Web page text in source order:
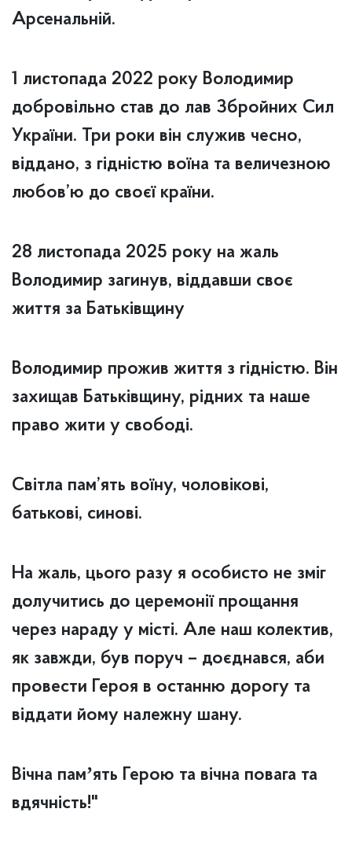
Арсенальній.
1 листопада 2022 року Володимир
добровільно став до лав Збройних Сил
України. Три роки він служив чесно,
віддано, з гідністю воїна та величезною
любов’ю до своєї країни.
28 листопада 2025 року на жаль
Володимир загинув, віддавши своє
життя за Батьківщину
Володимир прожив життя з гідністю. Він
захищав Батьківщину, рідних та наше
право жити у свободі.
Світла пам’ять воїну, чоловікові,
батькові, синові.
На жаль, цього разу я особисто не зміг
долучитись до церемонії прощання
через нараду у місті. Але наш колектив,
як завжди, був поруч – доєднався, аби
провести Героя в останню дорогу та
віддати йому належну шану.
Вічна памʼять Герою та вічна повага та
вдячність!"